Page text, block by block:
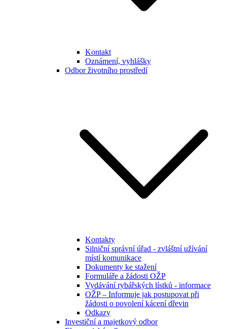
Kontakt
Oznámení, vyhlášky
Odbor životního prostředí
Kontakty
Silniční správní úřad - zvláštní užívání
místí komunikace
Dokumenty ke stažení
Formuláře a žádosti OŽP
Vydávání rybářských lístků - informace
OŽP – Informuje jak postupovat při
žádosti o povolení kácení dřevin
Odkazy
Investiční a majetkový odbor